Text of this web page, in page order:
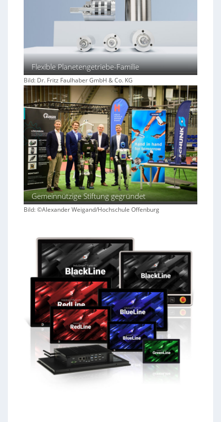
Flexible Planetengetriebe-Familie
Bild: Dr. Fritz Faulhaber GmbH & Co. KG
Gemeinnützige Stiftung gegründet
Bild: ©Alexander Weigand/Hochschule Offenburg